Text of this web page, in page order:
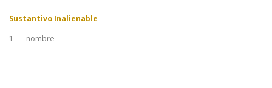
ORDEN ALFABÉTICO
Sustantivo Inalienable
1
nombre